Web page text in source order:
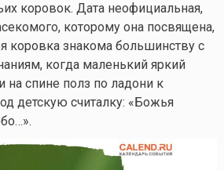
коровок. Дата неофициальная,
которому она посвящена,
коровка знакома большинству с
когда маленький яркий
спине полз по ладони к
детскую считалку: «Божья